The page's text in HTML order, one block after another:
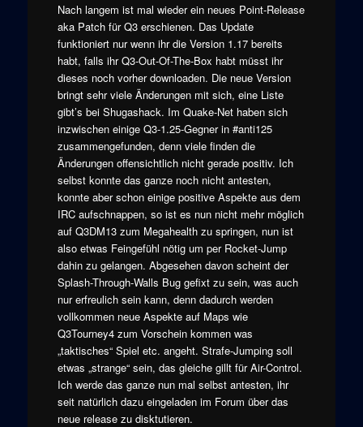
Nach langem ist mal wieder ein neues Point-Release
aka Patch für Q3 erschienen. Das Update
funktioniert nur wenn ihr die Version 1.17 bereits
habt, falls ihr Q3-Out-Of-The-Box habt müsst ihr
dieses noch vorher downloaden. Die neue Version
bringt sehr viele Änderungen mit sich, eine Liste
gibt’s bei Shugashack. Im Quake-Net haben sich
inzwischen einige Q3-1.25-Gegner in #anti125
zusammengefunden, denn viele finden die
Änderungen offensichtlich nicht gerade positiv. Ich
selbst konnte das ganze noch nicht antesten,
konnte aber schon einige positive Aspekte aus dem
IRC aufschnappen, so ist es nun nicht mehr möglich
auf Q3DM13 zum Megahealth zu springen, nun ist
also etwas Feingefühl nötig um per Rocket-Jump
dahin zu gelangen. Abgesehen davon scheint der
Splash-Through-Walls Bug gefixt zu sein, was auch
nur erfreulich sein kann, denn dadurch werden
vollkommen neue Aspekte auf Maps wie
Q3Tourney4 zum Vorschein kommen was
„taktisches“ Spiel etc. angeht. Strafe-Jumping soll
etwas „strange“ sein, das gleiche gillt für Air-Control.
Ich werde das ganze nun mal selbst antesten, ihr
seit natürlich dazu eingeladen im Forum über das
neue release zu disktutieren.